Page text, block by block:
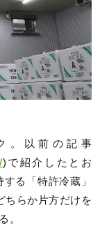
。以前の記事
)で紹介したとお
る「特許冷蔵」
ちらか片方だけを
。